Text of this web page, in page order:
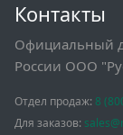
Контакты
Официальный
России ООО
Отдел продаж: 8
Для заказов: